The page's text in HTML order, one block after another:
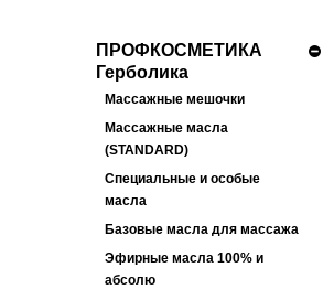
ПРОФКОСМЕТИКА
Герболика
Массажные мешочки
Массажные масла
(STANDARD)
Специальные и особые
масла
Базовые масла для массажа
Эфирные масла 100% и
абсолю